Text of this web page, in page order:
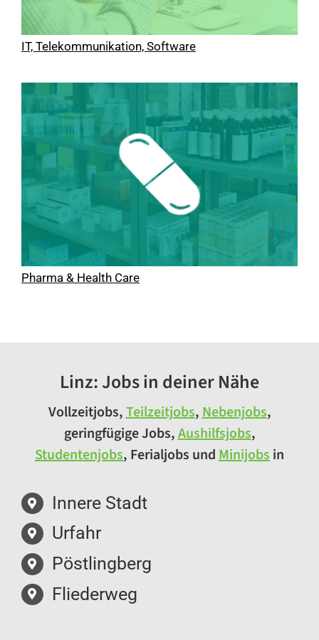
IT, Telekommunikation, Software
Pharma & Health Care
Linz: Jobs in deiner Nähe
Vollzeitjobs,Teilzeitjobs,Nebenjobs,
geringfügige Jobs,Aushilfsjobs,
Studentenjobs, Ferialjobs undMinijobsin
Innere Stadt
Urfahr
Pöstlingberg
Fliederweg